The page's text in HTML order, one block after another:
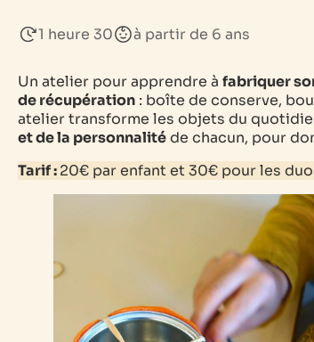
1 heure 30 à partir de 6 ans
Un atelier pour apprendre à fabriquer
de récupération : boîte de conserve,
atelier transforme les objets du
et de la personnalitéde chacun, pour
Tarif :20€ par enfant et 30€ pour les